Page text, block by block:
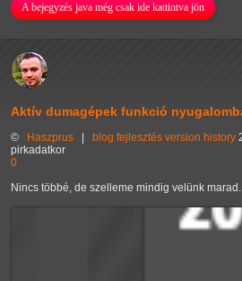
A bejegyzés java még csak ide kattintva jön
Aktív dumagépek funkció
© Haszprus blog fejlesztés version history
pirkadatkor
0
Nincs többé, de szelleme mindig velünk marad.